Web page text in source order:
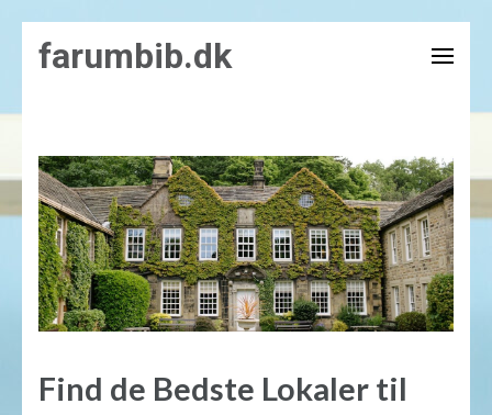
Enter)
farumbib.dk
Find de Bedste Lokaler til